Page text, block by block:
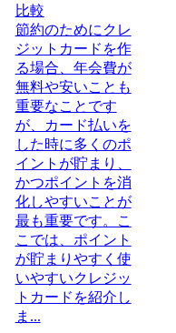
比較
節約のためにクレ
ジットカードを作
る場合、年会費が
無料や安いことも
重要なことです
が、カード払いを
した時に多くのポ
イントが貯まり、
かつポイントを消
化しやすいことが
最も重要です。こ
こでは、ポイント
が貯まりやすく使
いやすいクレジッ
トカードを紹介し
ま...